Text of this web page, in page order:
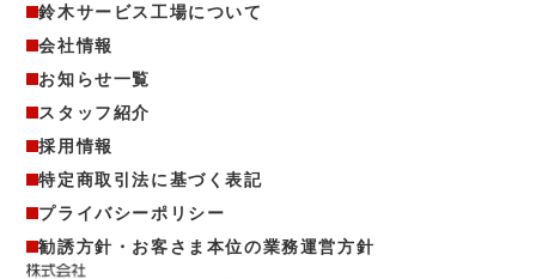
鈴木サービス工場について
会社情報
お知らせ一覧
スタッフ紹介
採用情報
特定商取引法に基づく表記
プライバシーポリシー
勧誘方針・お客さま本位の業務運営方針